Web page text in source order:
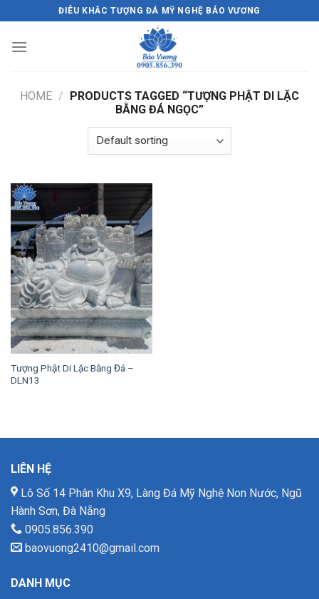
to
content
ĐIÊU KHẮC TƯỢNG ĐÁ MỸ NGHỆ BẢO VƯƠNG
HOME / PRODUCTS TAGGED “TƯỢNG PHẬT DI LẶC
BẰNG ĐÁ NGỌC”
Tượng Phật Di Lặc Bằng Đá –
DLN13
LIÊN HỆ
Lô Số 14 Phân Khu X9, Làng Đá Mỹ Nghệ Non Nước, Ngũ
Hành Sơn, Đà Nẵng
0905.856.390
baovuong2410@gmail.com
DANH MỤC